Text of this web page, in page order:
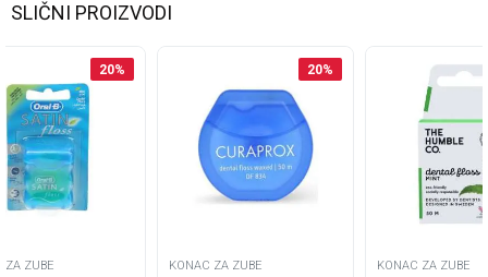
SLIČNI PROIZVODI
20%
ZA ZUBE
20%
KONAC ZA ZUBE KONAC ZA ZUBE